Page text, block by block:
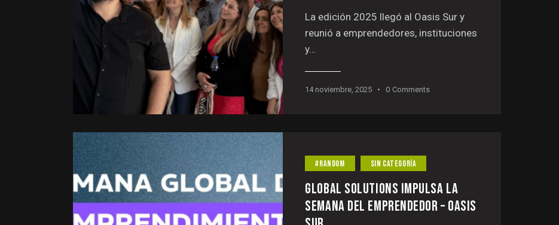
La edición 2025 llegó al Oasis Sur y
reunió a emprendedores, instituciones
y…
14 noviembre, 2025 0 Comments
#RANDOM SIN CATEGORÍA
GLOBAL SOLUTIONS IMPULSA LA
SEMANA DEL EMPRENDEDOR – OASIS